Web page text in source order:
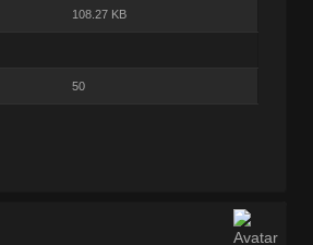
108.27 KB
50